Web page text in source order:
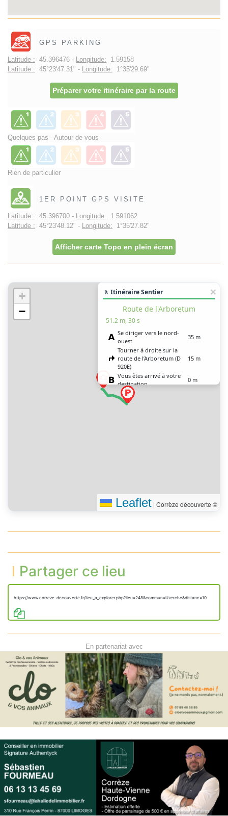
GPS PARKING
Latitude : 45.396476 - Longitude: 1.59158
Latitude : 45°23'47.31" - Longitude: 1°35'29.69"
Préparer votre itinéraire par la route
Quelques pas - Autour de vous
Rien de particulier
1ER POINT GPS VISITE
Latitude : 45.396700 - Longitude: 1.591062
Latitude : 45°23'48.12" - Longitude: 1°35'27.82"
Afficher carte Topo en plein écran
+
−
🚶 Itinéraire Sentier
Route de l'Arboretum
51.2 m, 30 s
Se diriger vers le nord-
ouest
35 m
Tourner à droite sur la
route de l’Arboretum (D
920E)
15 m
Vous êtes arrivé à votre
destination
0 m
Leaflet | Corrèze découverte ©
Partager ce lieu
https://www.correze-decouverte.fr/lieu_a_explorer.php?lieu=248&commun=Uzerche&distanc=10
En partenariat avec